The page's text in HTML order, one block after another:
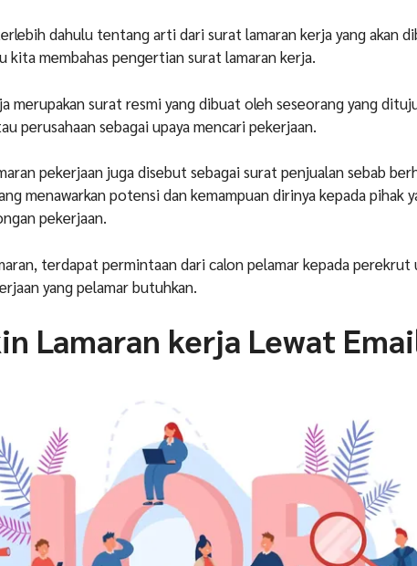
dahulu tentang arti dari surat lamaran kerja yang akan
kita membahas pengertian surat lamaran kerja.
merupakan surat resmi yang dibuat oleh seseorang yang
perusahaan sebagai upaya mencari pekerjaan.
pekerjaan juga disebut sebagai surat penjualan sebab
menawarkan potensi dan kemampuan dirinya kepada pihak
pekerjaan.
terdapat permintaan dari calon pelamar kepada perekrut
yang pelamar butuhkan.
Lamaran kerja Lewat